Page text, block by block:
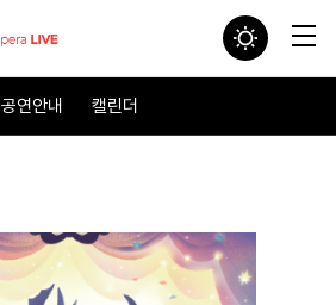
공연안내 캘린더